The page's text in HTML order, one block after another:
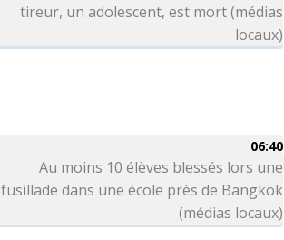
tireur, un adolescent, est mort (médias
locaux)
06:40
Au moins 10 élèves blessés lors une
fusillade dans une école près de Bangkok
(médias locaux)